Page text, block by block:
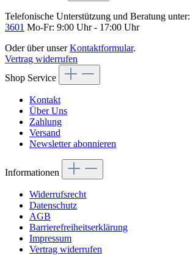
Telefonische Unterstützung und Beratung unter:
3601 Mo-Fr: 9:00 Uhr - 17:00 Uhr
Oder über unserKontaktformular.
Vertrag widerrufen
Shop Service
Kontakt
Über Uns
Zahlung
Versand
Newsletter abonnieren
Informationen
Widerrufsrecht
Datenschutz
AGB
Barrierefreiheitserklärung
Impressum
Vertrag widerrufen